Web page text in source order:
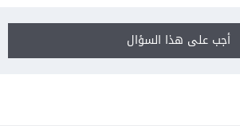
أجب على هذا السؤال